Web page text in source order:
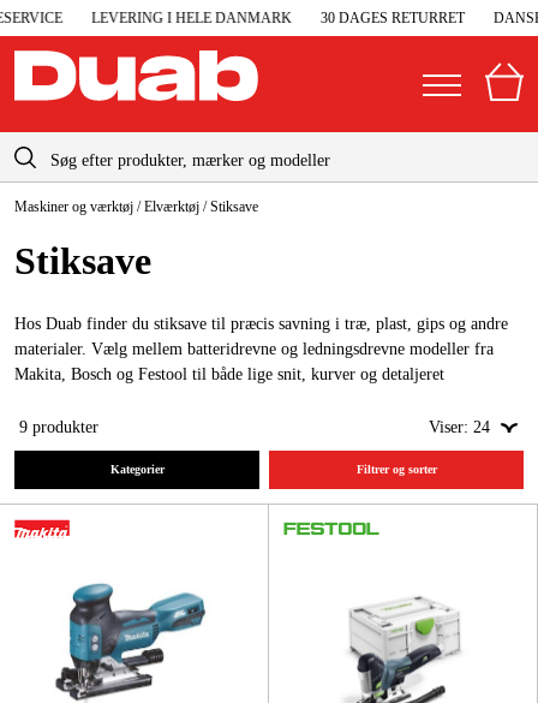
LEVERING I HELE DANMARK 30 DAGES RETURRET DANSK
Danmark
Sverige
Suomi
Norge
Deutschland
Elgeneratorer og nødstrøm
Trykluft
Højtryksrensere
Maskiner og værktøj
Garage og værksted
Maskintilbehør og forbrug
Kampagner
Varemærker
info-dk@duab.eu
Maskiner og værktøj /Elværktøj /Stiksave
Stik­save
Hos Duab finder du stiksave til præcis savning i træ, plast, gips og andre
materialer. Vælg mellem batteridrevne og ledningsdrevne modeller fra
Makita, Bosch og Festool til både lige snit, kurver og detaljeret
9 produkter Viser: 24
Kategorier Filtrer og sorter